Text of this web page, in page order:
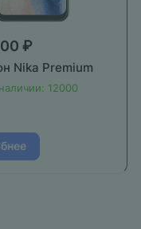
₽
Nika Premium
12000